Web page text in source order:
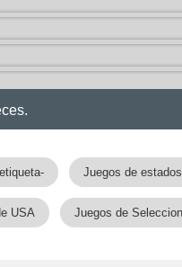
Juegos de estados
USA Juegos de